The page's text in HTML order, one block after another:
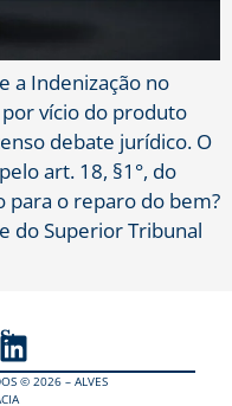
a Indenização no
por vício do produto
debate jurídico. O
art. 18, §1°, do
para o reparo do bem?
do Superior Tribunal
© 2026 – ALVES